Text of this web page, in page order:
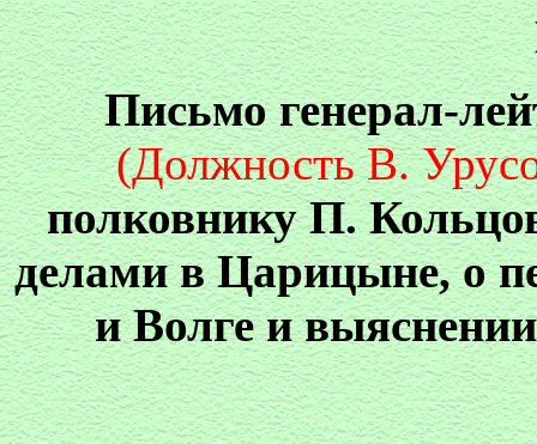
Письмо генерал-
(Должность В.
полковнику П.
делами в Царицыне, о
и Волге и